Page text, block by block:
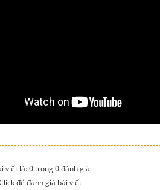
viết là: 0 trong 0 đánh giá
để đánh giá bài viết